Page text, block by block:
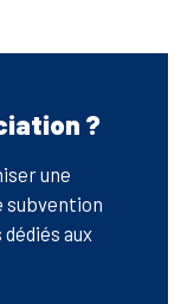
?
une
subvention
aux